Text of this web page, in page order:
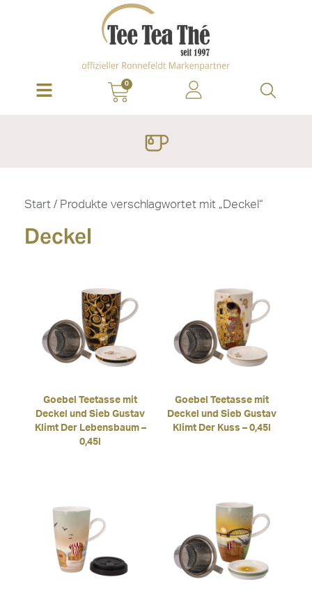
0
Start / Produkte verschlagwortet mit „Deckel“
Deckel
Goebel Teetasse mit
Deckel und Sieb Gustav
Klimt Der Lebensbaum –
0,45l
Goebel Teetasse mit
Deckel und Sieb Gustav
Klimt Der Kuss – 0,45l